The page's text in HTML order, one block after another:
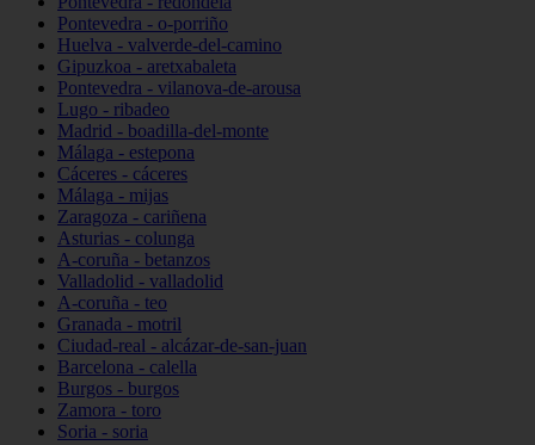
Pontevedra - o-porriño
Huelva - valverde-del-camino
Gipuzkoa - aretxabaleta
Pontevedra - vilanova-de-arousa
Lugo - ribadeo
Madrid - boadilla-del-monte
Málaga - estepona
Cáceres - cáceres
Málaga - mijas
Zaragoza - cariñena
Asturias - colunga
A-coruña - betanzos
Valladolid - valladolid
A-coruña - teo
Granada - motril
Ciudad-real - alcázar-de-san-juan
Barcelona - calella
Burgos - burgos
Zamora - toro
Soria - soria